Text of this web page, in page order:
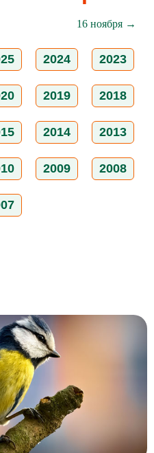
16 ноября →
2024 2023
2019 2018
2014 2013
2009 2008